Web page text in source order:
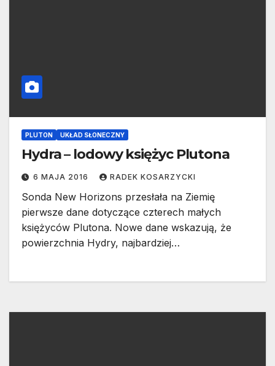
PLUTON UKŁAD SŁONECZNY
Hydra – lodowy księżyc Plutona
6 MAJA 2016 RADEK KOSARZYCKI
Sonda New Horizons przesłała na Ziemię
pierwsze dane dotyczące czterech małych
księżyców Plutona. Nowe dane wskazują, że
powierzchnia Hydry, najbardziej…